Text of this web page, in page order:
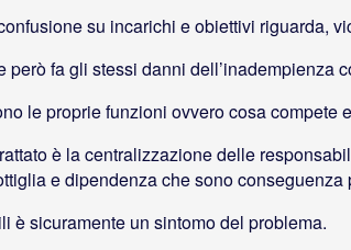
su incarichi e obiettivi riguarda,
fa gli stessi danni
le proprie funzioni ovvero cosa
è la centralizzazione delle
e dipendenza che sono
è sicuramente un sintomo del problema.